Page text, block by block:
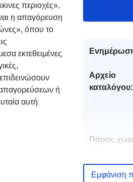
περιοχές»,
η απαγόρευση
όπου το
εκτεθειμένες
απαγορεύσεων ή
αυτή
Αρχείο
καταλόγου:
Πόρος
Εμφάνιση